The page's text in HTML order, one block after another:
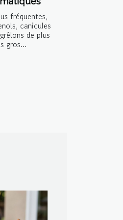
fréquentes,
canicules
de plus
gros...